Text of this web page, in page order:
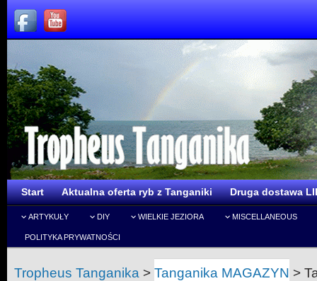
Start Aktualna oferta ryb z Tanganiki Druga dostawa
ARTYKUŁY DIY WIELKIE JEZIORA MISCELLANEOUS
POLITYKA PRYWATNOŚCI
Tropheus Tanganika > Tanganika MAGAZYN >